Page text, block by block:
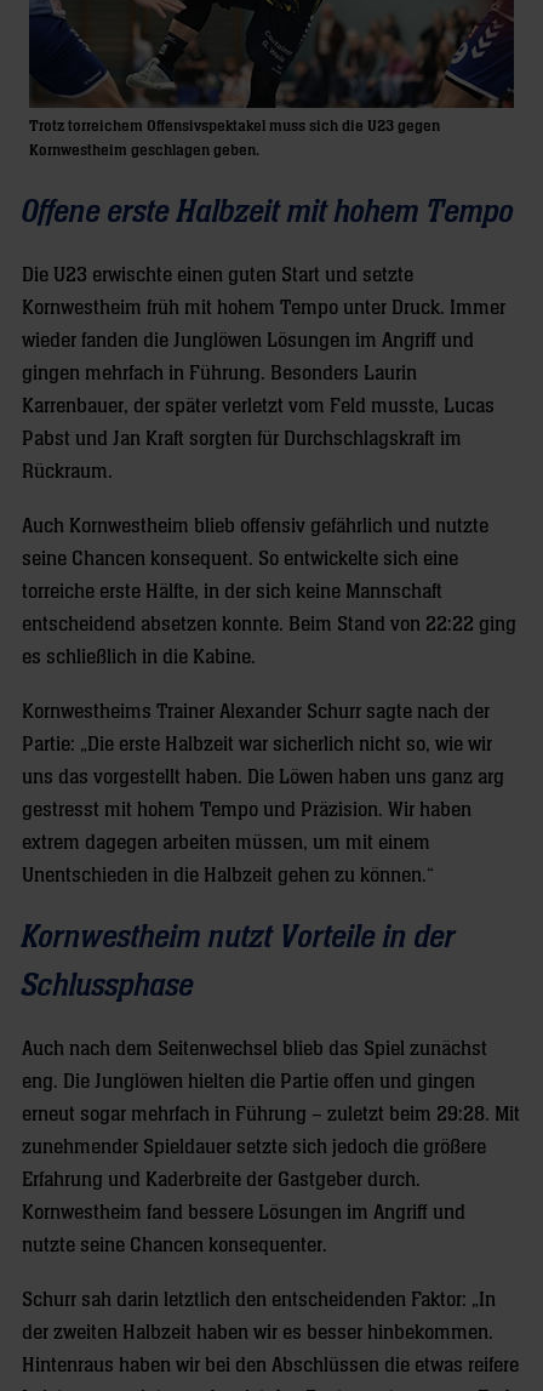
Trotz torreichem Offensivspektakel muss sich die U23 gegen
Kornwestheim geschlagen geben.
Offene erste Halbzeit mit hohem Tempo
Die U23 erwischte einen guten Start und setzte
Kornwestheim früh mit hohem Tempo unter Druck. Immer
wieder fanden die Junglöwen Lösungen im Angriff und
gingen mehrfach in Führung. Besonders Laurin
Karrenbauer, der später verletzt vom Feld musste, Lucas
Pabst und Jan Kraft sorgten für Durchschlagskraft im
Rückraum.
Auch Kornwestheim blieb offensiv gefährlich und nutzte
seine Chancen konsequent. So entwickelte sich eine
torreiche erste Hälfte, in der sich keine Mannschaft
entscheidend absetzen konnte. Beim Stand von 22:22 ging
es schließlich in die Kabine.
Kornwestheims Trainer Alexander Schurr sagte nach der
Partie: „Die erste Halbzeit war sicherlich nicht so, wie wir
uns das vorgestellt haben. Die Löwen haben uns ganz arg
gestresst mit hohem Tempo und Präzision. Wir haben
extrem dagegen arbeiten müssen, um mit einem
Unentschieden in die Halbzeit gehen zu können.“
Kornwestheim nutzt Vorteile in der
Schlussphase
Auch nach dem Seitenwechsel blieb das Spiel zunächst
eng. Die Junglöwen hielten die Partie offen und gingen
erneut sogar mehrfach in Führung – zuletzt beim 29:28. Mit
zunehmender Spieldauer setzte sich jedoch die größere
Erfahrung und Kaderbreite der Gastgeber durch.
Kornwestheim fand bessere Lösungen im Angriff und
nutzte seine Chancen konsequenter.
Schurr sah darin letztlich den entscheidenden Faktor: „In
der zweiten Halbzeit haben wir es besser hinbekommen.
Hintenraus haben wir bei den Abschlüssen die etwas reifere